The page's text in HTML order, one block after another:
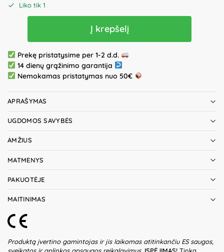
Liko tik 1
Į krepšelį
Prekę pristatysime per 1-2 d.d.
14 dienų grąžinimo garantija
Nemokamas pristatymas nuo 50€
APRAŠYMAS
UGDOMOS SAVYBĖS
AMŽIUS
MATMENYS
PAKUOTĖJE
MAITINIMAS
Produktą įvertino gamintojas ir jis laikomas atitinkančiu ES saugos,
sveikatos ir aplinkos apsaugos reikalavimus. ĮSPĖJIMAS! Tinka